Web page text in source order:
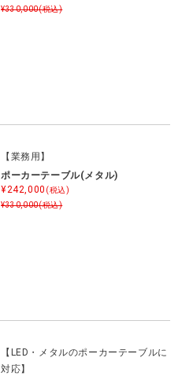
¥330,000(税込)
【業務用】
ポーカーテーブル(メタル)
¥242,000 (税込)
¥330,000(税込)
【LED・メタルのポーカーテーブルに
対応】